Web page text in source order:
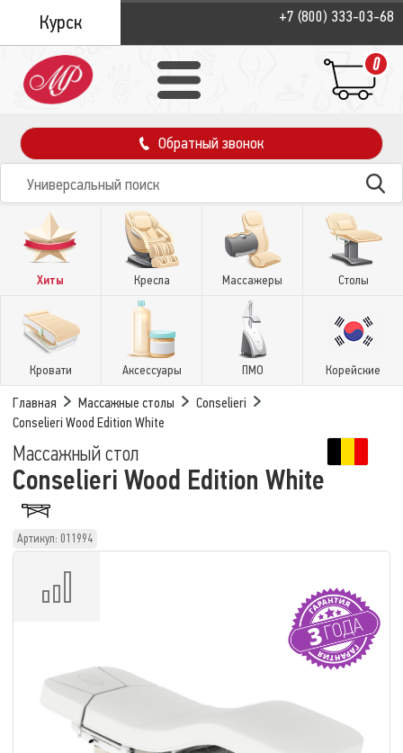
Курск +7 (800) 333-03-68
0
Обратный звонок
Хиты Кресла Массажеры Столы
Кровати Аксессуары ПМО Корейские
Главная Массажные столы
Conselieri
Conselieri Wood Edition White
Массажный стол
Conselieri Wood Edition White
Артикул: 011994